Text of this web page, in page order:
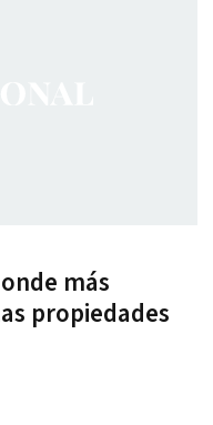
más
propiedades